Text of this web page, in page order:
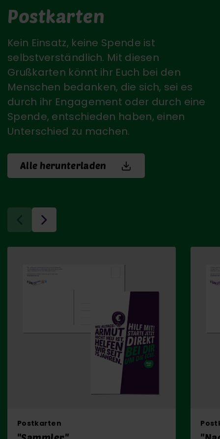
Postkarten
Kein Einsatz, keine Spende ist
selbstverständlich. Mit diesen
Grußkarten könnt ihr Euch bei den
Menschen bedanken, die sich, sei es
durch ihr Engagement oder durch eine
Spende, entschieden haben, einen
Unterschied zu machen.
Alle herunterladen
Postkarten